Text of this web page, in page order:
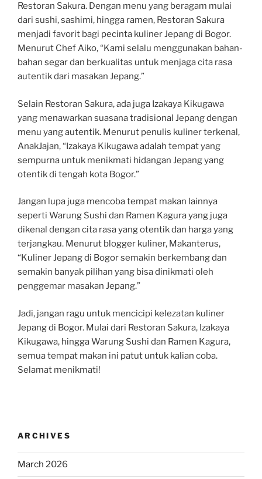
Restoran Sakura. Dengan menu yang beragam mulai
dari sushi, sashimi, hingga ramen, Restoran Sakura
menjadi favorit bagi pecinta kuliner Jepang di Bogor.
Menurut Chef Aiko, “Kami selalu menggunakan bahan-
bahan segar dan berkualitas untuk menjaga cita rasa
autentik dari masakan Jepang.”
Selain Restoran Sakura, ada juga Izakaya Kikugawa
yang menawarkan suasana tradisional Jepang dengan
menu yang autentik. Menurut penulis kuliner terkenal,
AnakJajan, “Izakaya Kikugawa adalah tempat yang
sempurna untuk menikmati hidangan Jepang yang
otentik di tengah kota Bogor.”
Jangan lupa juga mencoba tempat makan lainnya
seperti Warung Sushi dan Ramen Kagura yang juga
dikenal dengan cita rasa yang otentik dan harga yang
terjangkau. Menurut blogger kuliner, Makanterus,
“Kuliner Jepang di Bogor semakin berkembang dan
semakin banyak pilihan yang bisa dinikmati oleh
penggemar masakan Jepang.”
Jadi, jangan ragu untuk mencicipi kelezatan kuliner
Jepang di Bogor. Mulai dari Restoran Sakura, Izakaya
Kikugawa, hingga Warung Sushi dan Ramen Kagura,
semua tempat makan ini patut untuk kalian coba.
Selamat menikmati!
ARCHIVES
March 2026